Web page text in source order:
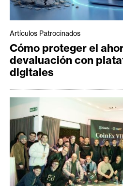
Artículos Patrocinados
Cómo proteger el
devaluación con
digitales